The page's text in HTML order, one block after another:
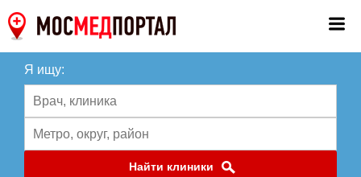
Я ищу:
Найти клиники